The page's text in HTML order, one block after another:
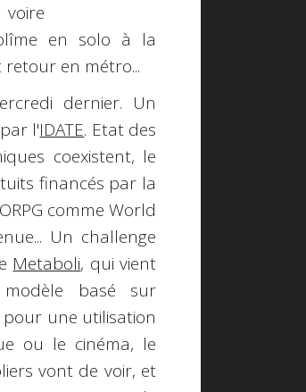
en solo à la
retour en métro...
dernier. Un
l'IDATE. Etat des
coexistent, le
financés par la
comme World
Un challenge
Metaboli, qui vient
basé sur
une utilisation
ou le cinéma, le
vont de voir, et